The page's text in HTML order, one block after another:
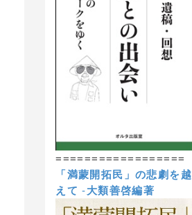
==================
「満蒙開拓民」の悲劇を越
えて -大類善啓編著